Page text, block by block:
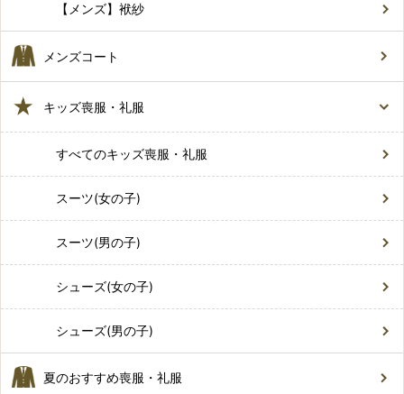
【メンズ】袱紗
メンズコート
キッズ喪服・礼服
すべてのキッズ喪服・礼服
スーツ(女の子)
スーツ(男の子)
シューズ(女の子)
シューズ(男の子)
夏のおすすめ喪服・礼服